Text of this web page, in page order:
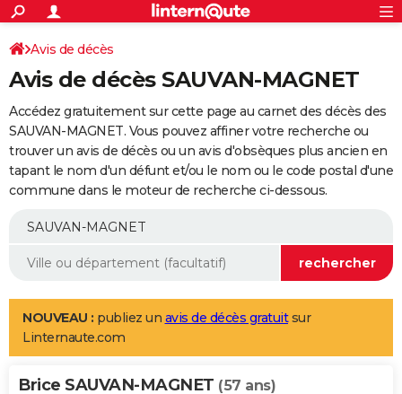
ACTUALITÉS
Politique
Société
Faits Divers
Education
Monde
Villes
+
SPORT
Coupe du monde 2026
Football
Tennis
Cyclisme
Rugby
Forum
Programme TV
TNT
Streaming
Cinéma
Sorties cinéma
Musique
+
FINANCE
Retraite
Epargne
Immobilier
Risques naturels par ville
Assurance
AUTO
Essais
Réserver un essai
Citadines
Berlines
SUV
Forum auto
+
Mobiles
Meilleur smartphone
Internet
Ordinateurs
Jeux vidéo
Guide high-tech
Aménagement intérieur
LIFESTYLE
Art de vivre
Bien-être
Loisirs
Mode
Modes de vie
Alimentation
Guide de la santé
Maladies
Médicaments
Sommeil
VOYAGE
Avis de décès
Avis de décès SAUVAN-MAGNET
Accédez gratuitement sur cette page au carnet des décès des
SAUVAN-MAGNET. Vous pouvez affiner votre recherche ou
trouver un avis de décès ou un avis d'obsèques plus ancien en
tapant le nom d'un défunt et/ou le nom ou le code postal d'une
commune dans le moteur de recherche ci-dessous.
NOUVEAU : publiez un avis de décès gratuitsur
Linternaute.com
Brice SAUVAN-MAGNET (57 ans)